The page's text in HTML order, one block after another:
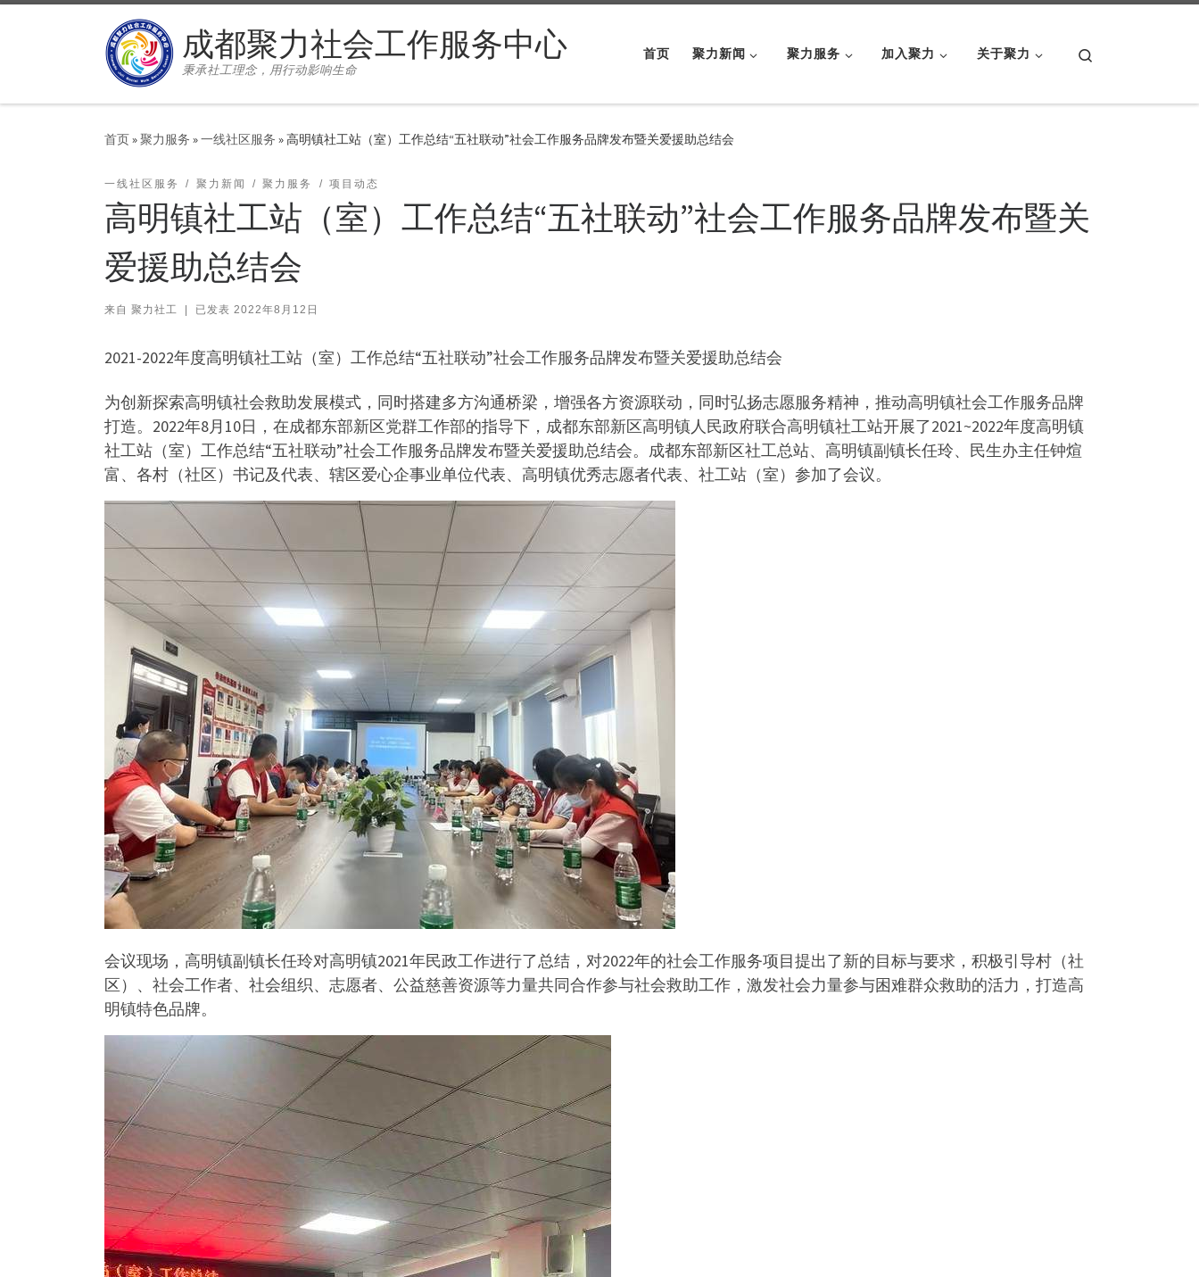
成都聚力社会工作服务中心
秉承社工理念，用行动影响生命
首页 聚力新闻 聚力服务 加入聚力 关于聚力
首页»聚力服务 »一线社区服务 »高明镇社工站（室）工作总结“五社联动”社会工作服务品牌发布暨关爱援助总结会
一线社区服务 聚力新闻 聚力服务 项目动态
高明镇社工站（室）工作总结“五社联动”社会工作服务品牌发布暨关
爱援助总结会
来自 聚力社工 已发表 2022年8月12日
2021-2022年度高明镇社工站（室）工作总结“五社联动”社会工作服务品牌发布暨关爱援助总结会
为创新探索高明镇社会救助发展模式，同时搭建多方沟通桥梁，增强各方资源联动，同时弘扬志愿服务精神，推动高明镇社会工作服务品牌
打造。2022年8月10日，在成都东部新区党群工作部的指导下，成都东部新区高明镇人民政府联合高明镇社工站开展了2021~2022年度高明镇
社工站（室）工作总结“五社联动”社会工作服务品牌发布暨关爱援助总结会。成都东部新区社工总站、高明镇副镇长任玲、民生办主任钟煊
富、各村（社区）书记及代表、辖区爱心企事业单位代表、高明镇优秀志愿者代表、社工站（室）参加了会议。
会议现场，高明镇副镇长任玲对高明镇2021年民政工作进行了总结，对2022年的社会工作服务项目提出了新的目标与要求，积极引导村（社
区）、社会工作者、社会组织、志愿者、公益慈善资源等力量共同合作参与社会救助工作，激发社会力量参与困难群众救助的活力，打造高
明镇特色品牌。